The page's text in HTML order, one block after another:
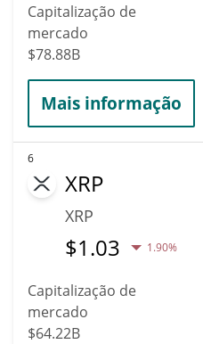
Capitalização de
mercado
$78.88B
Mais informação
6
XRP
XRP
$1.03 1.90%
Capitalização de
mercado
$64.22B